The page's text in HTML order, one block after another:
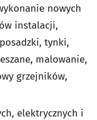
nowych
instalacji,
tynki,
malowanie,
grzejników,
elektrycznych i